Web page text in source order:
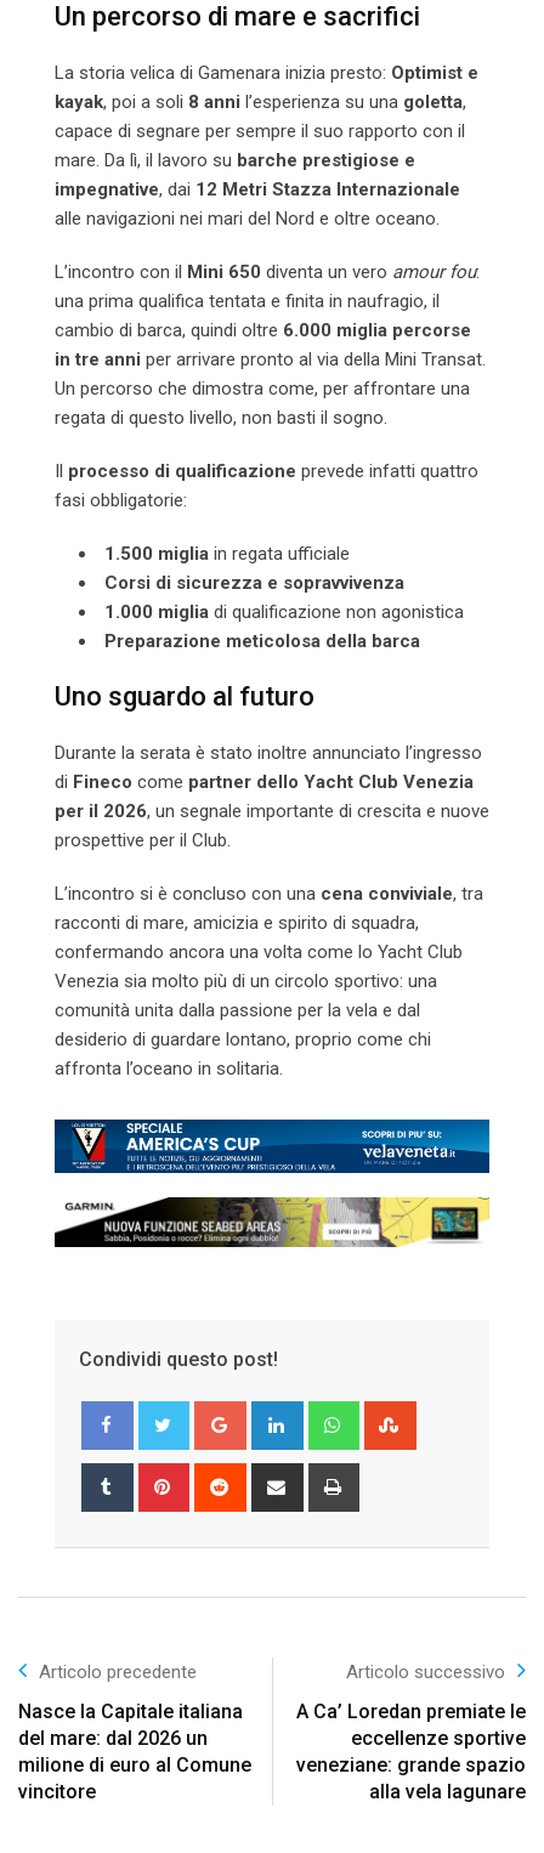
Un percorso di mare e sacrifici
La storia velica di Gamenara inizia presto: Optimist e
kayak, poi a soli 8 anni l’esperienza su una goletta,
capace di segnare per sempre il suo rapporto con il
mare. Da lì, il lavoro su barche prestigiose e
impegnative, dai 12 Metri Stazza Internazionale
alle navigazioni nei mari del Nord e oltre oceano.
L’incontro con il Mini 650 diventa un vero amour fou:
una prima qualifica tentata e finita in naufragio, il
cambio di barca, quindi oltre 6.000 miglia percorse
in tre anni per arrivare pronto al via della Mini Transat.
Un percorso che dimostra come, per affrontare una
regata di questo livello, non basti il sogno.
Il processo di qualificazione prevede infatti quattro
fasi obbligatorie:
1.500 miglia in regata ufficiale
Corsi di sicurezza e sopravvivenza
1.000 miglia di qualificazione non agonistica
Preparazione meticolosa della barca
Uno sguardo al futuro
Durante la serata è stato inoltre annunciato l’ingresso
di Fineco come partner dello Yacht Club Venezia
per il 2026, un segnale importante di crescita e nuove
prospettive per il Club.
L’incontro si è concluso con una cena conviviale, tra
racconti di mare, amicizia e spirito di squadra,
confermando ancora una volta come lo Yacht Club
Venezia sia molto più di un circolo sportivo: una
comunità unita dalla passione per la vela e dal
desiderio di guardare lontano, proprio come chi
affronta l’oceano in solitaria.
Condividi questo post!
Google+ LinkedIn Whatsapp
Tumblr Pinterest Reddit
Share
Articolo precedente
Nasce la Capitale italiana
del mare: dal 2026 un
milione di euro al Comune
vincitore
Articolo successivo
A Ca’ Loredan premiate le
eccellenze sportive
veneziane: grande spazio
alla vela lagunare